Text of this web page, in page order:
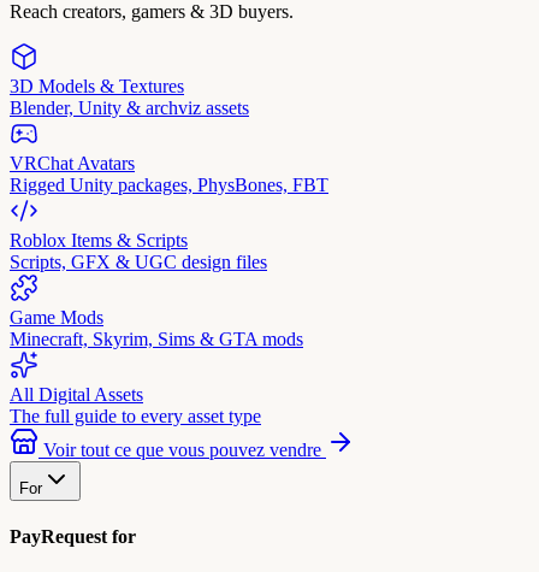
Reach creators, gamers & 3D buyers.
3D Models & Textures
Blender, Unity & archviz assets
VRChat Avatars
Rigged Unity packages, PhysBones, FBT
Roblox Items & Scripts
Scripts, GFX & UGC design files
Game Mods
Minecraft, Skyrim, Sims & GTA mods
All Digital Assets
The full guide to every asset type
Voir tout ce que vous pouvez vendre
For
PayRequest for